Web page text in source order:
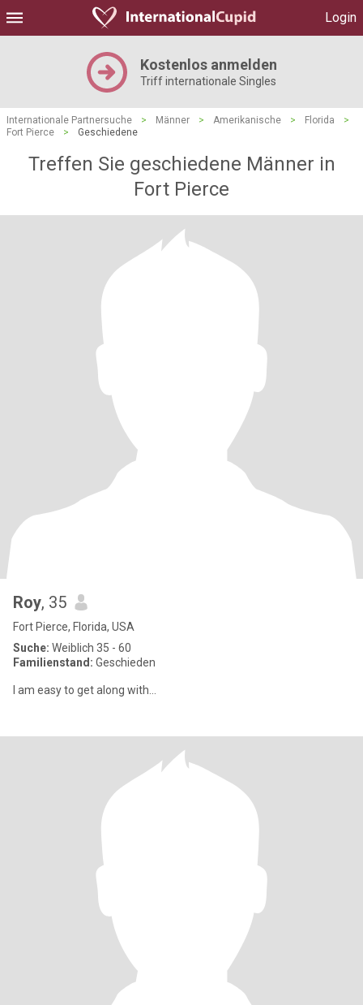
Login
Kostenlos anmelden
Triff internationale Singles
Internationale Partnersuche > Männer > Amerikanische > Florida
>
Fort Pierce
> Geschiedene
Treffen Sie geschiedene Männer in
Fort Pierce
Roy, 35
Fort Pierce, Florida, USA
Suche: Weiblich 35 - 60
Familienstand: Geschieden
I am easy to get along with...